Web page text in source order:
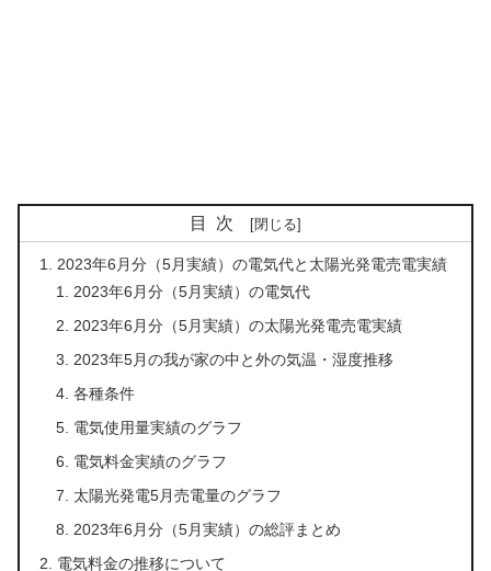
目次
2023年6月分（5月実績）の電気代と太陽光発電売電実績
2023年6月分（5月実績）の電気代
2023年6月分（5月実績）の太陽光発電売電実績
2023年5月の我が家の中と外の気温・湿度推移
各種条件
電気使用量実績のグラフ
電気料金実績のグラフ
太陽光発電5月売電量のグラフ
2023年6月分（5月実績）の総評まとめ
電気料金の推移について